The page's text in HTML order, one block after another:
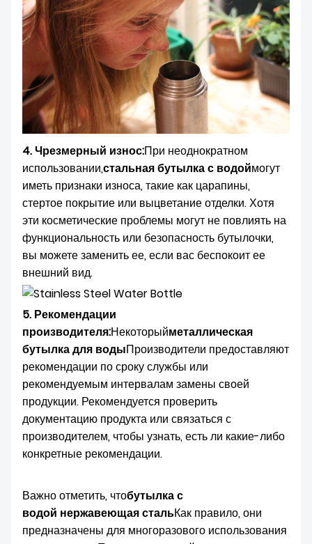
4. Чрезмерный износ:При неоднократном
использовании,стальная бутылка с водоймогут
иметь признаки износа, такие как царапины,
стертое покрытие или выцветание отделки. Хотя
эти косметические проблемы могут не повлиять на
функциональность или безопасность бутылочки,
вы можете заменить ее, если вас беспокоит ее
внешний вид.
5. Рекомендации
производителя:Некоторыйметаллическая
бутылка для водыПроизводители предоставляют
рекомендации по сроку службы или
рекомендуемым интервалам замены своей
продукции. Рекомендуется проверить
документацию продукта или связаться с
производителем, чтобы узнать, есть ли какие-либо
конкретные рекомендации.
Важно отметить, чтобутылка с
водой нержавеющая стальКак правило, они
предназначены для многоразового использования